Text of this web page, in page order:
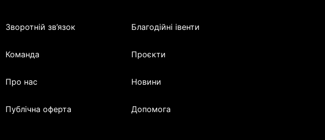
Зворотній зв’язок
Команда
Про нас
Публічна оферта
Благодійні івенти
Проєкти
Новини
Допомога